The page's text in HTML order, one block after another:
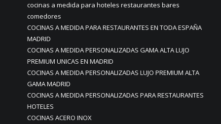
cocinas a medida para hoteles restaurantes bares
comedores
COCINAS A MEDIDA PARA RESTAURANTES EN TODA ESPAÑA
MADRID
COCINAS A MEDIDA PERSONALIZADAS GAMA ALTA LUJO
PREMIUM UNICAS EN MADRID
COCINAS A MEDIDA PERSONALIZADAS LUJO PREMIUM ALTA
GAMA MADRID
COCINAS A MEDIDA PERSONALIZADAS PARA RESTAURANTES
HOTELES
COCINAS ACERO INOX